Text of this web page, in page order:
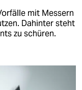
mit Messern
Dahinter steht
zu schüren.